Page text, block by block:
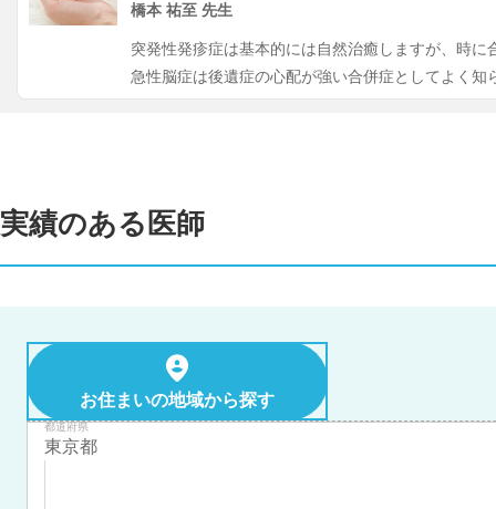
橋本 祐至 先生
突発性発疹症は基本的には自然治癒しますが、時
急性脳症は後遺症の心配が強い合併症としてよく知
実績のある医師
お住まいの地域から探す
都道府県